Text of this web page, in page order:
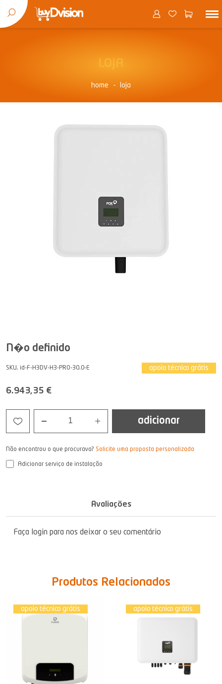
home loja
N�o definido
SKU. id-F-H3DV-H3-PRO-30.0-E apoio técnico grátis
6.943,35 €
1 adicionar
Não encontrou o que procurava? Solicite uma proposta personalizada
Adicionar serviço de instalação
Avaliações
Faça login para nos deixar o seu comentário
Produtos Relacionados
apoio técnico grátis apoio técnico grátis